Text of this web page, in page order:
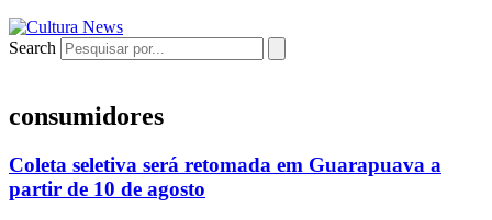
Search
consumidores
Coleta seletiva será retomada em Guarapuava a
partir de 10 de agosto